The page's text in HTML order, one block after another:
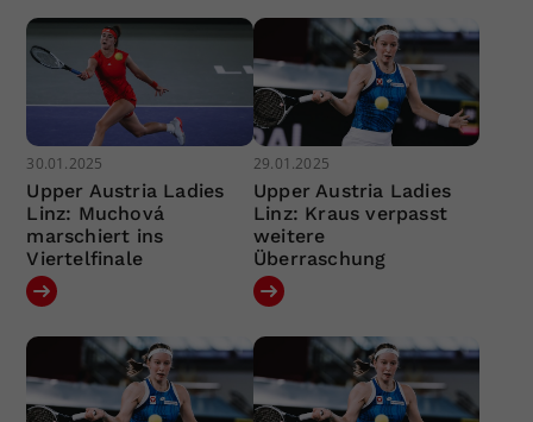
30.01.2025
Upper Austria Ladies
Linz: Muchová
marschiert ins
Viertelfinale
29.01.2025
Upper Austria Ladies
Linz: Kraus verpasst
weitere
Überraschung